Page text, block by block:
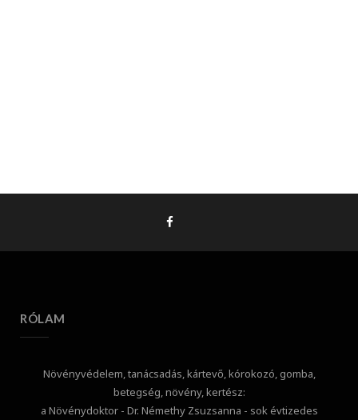
RÓLAM
Növényvédelem, tanácsadás, kártevő, kórokozó, gomba,
betegség, növény, kertész:
a Növénydoktor - Dr. Némethy Zsuzsanna - sok évtizedes